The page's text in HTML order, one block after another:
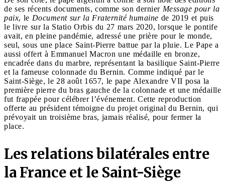
de ses récents documents, comme son dernier Message pour la
paix, le Document sur la Fraternité humaine de 2019 et puis
le livre sur la Statio Orbis du 27 mars 2020, lorsque le pontife
avait, en pleine pandémie, adressé une prière pour le monde,
seul, sous une place Saint-Pierre battue par la pluie. Le Pape a
aussi offert à Emmanuel Macron une médaille en bronze,
encadrée dans du marbre, représentant la basilique Saint-Pierre
et la fameuse colonnade du Bernin. Comme indiqué par le
Saint-Siège, le 28 août 1657, le pape Alexandre VII posa la
première pierre du bras gauche de la colonnade et une médaille
fut frappée pour célébrer l’événement. Cette reproduction
offerte au président témoigne du projet original du Bernin, qui
prévoyait un troisième bras, jamais réalisé, pour fermer la
place.
Les relations bilatérales entre
la France et le Saint-Siège